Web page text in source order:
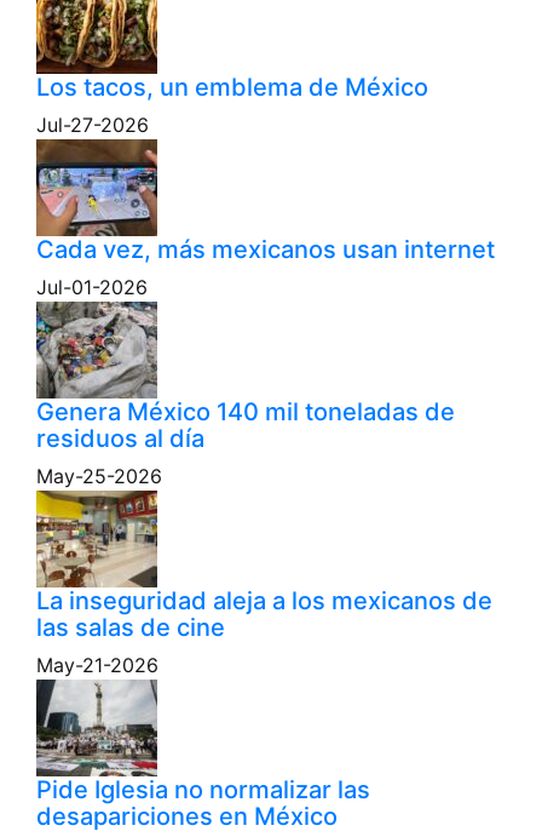
Los tacos, un emblema de México
Jul-27-2026
Cada vez, más mexicanos usan internet
Jul-01-2026
Genera México 140 mil toneladas de
residuos al día
May-25-2026
La inseguridad aleja a los mexicanos de
las salas de cine
May-21-2026
Pide Iglesia no normalizar las
desapariciones en México